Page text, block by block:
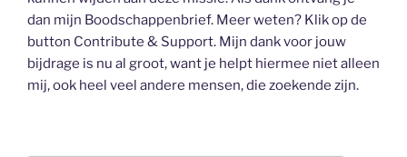
dan mijn Boodschappenbrief. Meer weten? Klik op de
button Contribute & Support. Mijn dank voor jouw
bijdrage is nu al groot, want je helpt hiermee niet alleen
mij, ook heel veel andere mensen, die zoekende zijn.